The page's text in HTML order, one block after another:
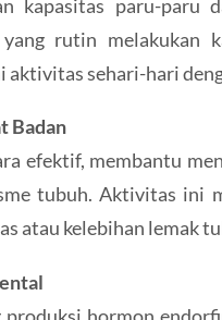
kapasitas paru-paru
rutin melakukan
aktivitas sehari-hari
Badan
efektif, membantu
tubuh. Aktivitas ini
atau kelebihan lemak
hormon